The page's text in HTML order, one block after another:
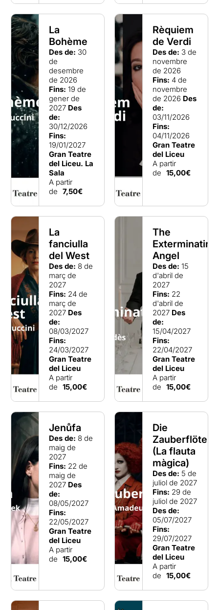
La
Bohème
Des de: 30
de
desembre
de 2026
Fins: 19 de
gener de
2027 Des
de:
30/12/2026
Fins:
19/01/2027
Gran Teatre
del Liceu. La
Sala
A partir
de 7,50€
Rèquiem
de Verdi
Des de: 3 de
novembre
de 2026
Fins: 4 de
novembre
de 2026 Des
de:
03/11/2026
Fins:
04/11/2026
Gran Teatre
del Liceu
A partir
de 15,00€
La
fanciulla
del West
Des de: 8 de
març de
2027
Fins: 24 de
març de
2027 Des
de:
08/03/2027
Fins:
24/03/2027
Gran Teatre
del Liceu
A partir
de 15,00€
The
Exterminating
Angel
Des de: 15
d'abril de
2027
Fins: 22
d'abril de
2027 Des
de:
15/04/2027
Fins:
22/04/2027
Gran Teatre
del Liceu
A partir
de 15,00€
Jenůfa
Des de: 8 de
maig de
2027
Fins: 22 de
maig de
2027 Des
de:
08/05/2027
Fins:
22/05/2027
Gran Teatre
del Liceu
A partir
de 15,00€
Die
Zauberflöte
(La flauta
màgica)
Des de: 5 de
juliol de 2027
Fins: 29 de
juliol de 2027
Des de:
05/07/2027
Fins:
29/07/2027
Gran Teatre
del Liceu
A partir
de 15,00€